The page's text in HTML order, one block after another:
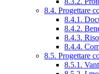
8.4. Progettare
8.4.1.
8.4.2.
8.4.3.
8.4.4.
8.5. Progettare
8.5.1.